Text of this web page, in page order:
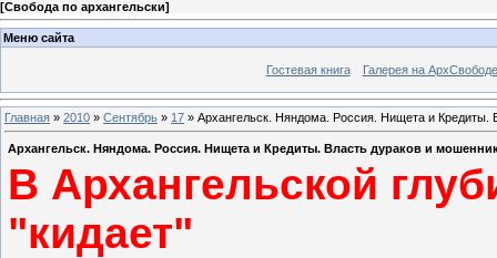
[Свобода по архангельски]
Меню сайта
Гостевая книга Галерея на АрхСвободе
Главная » 2010 » Сентябрь » 17 » Архангельск. Няндома. Россия. Нищета и Кредиты.
Архангельск. Няндома. Россия. Нищета и Кредиты. Власть дураков и
В Архангельской
"кидает"